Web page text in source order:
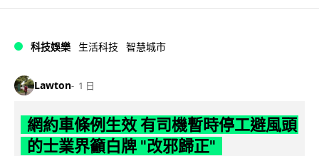
科技娛樂 生活科技 智慧城市
Lawton 1 日
網約車條例生效 有司機暫時停工避風頭
的士業界籲白牌 "改邪歸正"